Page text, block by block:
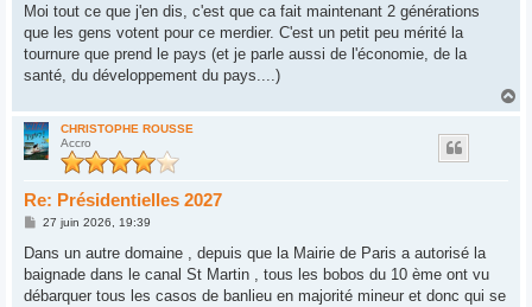
Moi tout ce que j'en dis, c'est que ca fait maintenant 2 générations
que les gens votent pour ce merdier. C'est un petit peu mérité la
tournure que prend le pays (et je parle aussi de l'économie, de la
santé, du développement du pays....)
a
CHRISTOPHE ROUSSE
Accro
Re: Présidentielles 2027
M
s
a
g
27 juin 2026, 19:39
Dans un autre domaine , depuis que la Mairie de Paris a autorisé la
baignade dans le canal St Martin , tous les bobos du 10 ème ont vu
débarquer tous les casos de banlieu en majorité mineur et donc qui se